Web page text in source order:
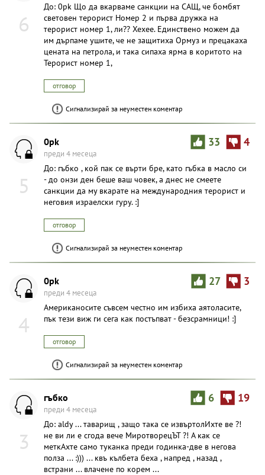
6
До: 0pk Що да вкарваме санкции на САЩ, че бомбят
световен терорист Номер 2 и първа дружка на
терорист номер 1, ли?? Хехее. Единствено можем да
им дърпаме ушите, че не защитиха Ормуз и прецакаха
цената на петрола, и така сипаха ярма в коритото на
Терорист номер 1,
отговор
Сигнализирай за неуместен коментар
5
33 4
0pk
преди 4 месеца
До: гъбко , кой пак се върти бре, като гъбка в масло си
- до онзи ден беше ваш човек, а днес не смеете
санкции да му вкарате на международния терорист и
неговия израелски гуру. :]
отговор
Сигнализирай за неуместен коментар
4
27 3
0pk
преди 4 месеца
Американосите съвсем честно им избиха аятоласите,
пък тези виж ги сега как постъпват - безсрамници! :]
отговор
Сигнализирай за неуместен коментар
3
6 19
гъбко
преди 4 месеца
До: aldy ... таварищ , защо така се извъртолИхте ве ?!
не ви ли е сгода вече МиротворецЪТ ?! А как се
меткАхте само туканка преди годинка-две в негова
полза ... :))) ... квъ кълбета беха , напред , назад ,
встрани ... влачене по корем ...